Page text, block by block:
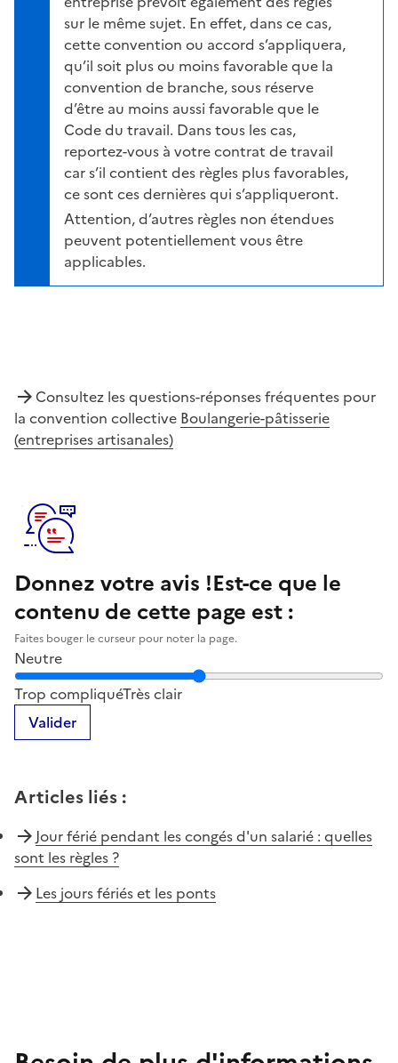
sur le même sujet. En effet, dans ce cas,
cette convention ou accord s’appliquera,
qu’il soit plus ou moins favorable que la
convention de branche, sous réserve
d’être au moins aussi favorable que le
Code du travail. Dans tous les cas,
reportez-vous à votre contrat de travail
car s’il contient des règles plus favorables,
ce sont ces dernières qui s’appliqueront.
Attention, d’autres règles non étendues
peuvent potentiellement vous être
applicables.
Consultez les questions-réponses fréquentes pour
la convention collective Boulangerie-pâtisserie
(entreprises artisanales)
Donnez votre avis !Est-ce que le
contenu de cette page est :
Faites bouger le curseur pour noter la page.
Neutre
Notez la clarté du contenu de cette page
Trop compliquéTrès clair
Valider
Articles liés :
Jour férié pendant les congés d'un salarié : quelles
sont les règles ?
Les jours fériés et les ponts